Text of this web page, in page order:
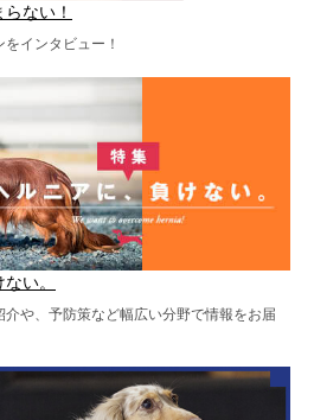
ない！
インタビュー！
い。
や、予防策など幅広い分野で情報をお届